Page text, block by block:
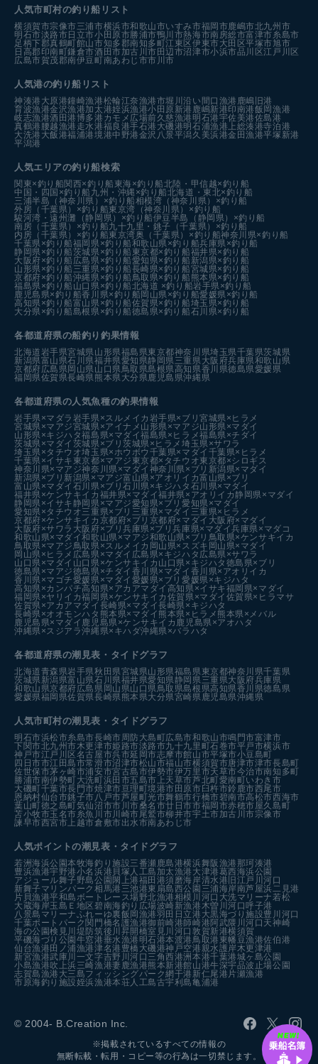
人気市町村の釣り船リスト
横須賀市宗像市三浦市横浜市和歌山市いすみ市福岡市鹿嶋市北九州市
明石市淡路市 日立市小田原市勝浦市鴨川市熱海市南房総市富津市糸島市
足柄下郡真鶴町館山市知多郡南知多町江東区伊東市大田区平塚市旭市
日高郡印南町鎌倉市酒田市加古川市 田辺市沼津市小浜市品川区江戸川区
広島市賀茂郡南伊豆町南あわじ市市川市
人気港の釣り船リスト
神湊港 大原港鐘崎漁港松輪江奈漁港市堀川沿い 間口漁港 鹿嶋旧港
育波漁港金沢漁港加太港姪浜漁港小田原新港 鹿嶋新港印南港飯岡漁港
岐志漁港酒田港博多港カモメ広場前久慈漁港 明石港宇佐美港佐島港
真鶴港 腰越漁港 走水港福良港手石港 大磯港明石浦漁港 上総湊港寺泊港
大洗港 大飯港福浦港境港中野港金沢八景平潟久美浜港金田漁港平塚新港
平潟港
人気エリアの釣り船検索
関東×釣り船関西×釣り船 東海×釣り船北陸・甲信越×釣り船
中国・四国×釣り船 九州・沖縄×釣り船北海道・東北×釣り船
三浦半島（神奈川県）×釣り船相模湾（神奈川県）×釣り船
外房（千葉県）×釣り船東京湾（神奈川県）×釣り船
駿河湾・遠州灘（静岡県）×釣り船伊豆半島（静岡県）×釣り船
南房（千葉県）×釣り船九十九里・銚子（千葉県）×釣り船
内房（千葉県）×釣り船東京湾奥（千葉県）×釣り船神奈川県×釣り船
千葉県×釣り船福岡県×釣り船和歌山県×釣り船兵庫県×釣り船
静岡県×釣り船茨城県×釣り船 東京都×釣り船福井県×釣り船
大阪府×釣り船 広島県×釣り船愛知県×釣り船 新潟県×釣り船
山形県×釣り船 三重県×釣り船長崎県×釣り船宮城県×釣り船
京都府×釣り船沖縄県×釣り船鳥取県×釣り船 熊本県×釣り船
福島県×釣り船 山口県×釣り船北海道 ×釣り船岩手県×釣り船
鹿児島県×釣り船香川県×釣り船 岡山県×釣り船愛媛県×釣り船
高知県×釣り船富山県×釣り船佐賀県×釣り船埼玉県×釣り船
大分県×釣り船島根県×釣り船徳島県×釣り船石川県×釣り船
各都道府県の船釣り釣果情報
北海道岩手県宮城県山形県福島県東京都神奈川県埼玉県千葉県茨城県
新潟県富山県石川県福井県愛知県静岡県三重県大阪府兵庫県和歌山県
京都府広島県岡山県山口県鳥取県島根県高知県香川県徳島県愛媛県
福岡県佐賀県長崎県熊本県大分県鹿児島県沖縄県
各都道府県の人気魚種の釣果情報
岩手県×マダラ 岩手県×スルメイカ 岩手県×ブリ宮城県×ヒラメ
宮城県×マアジ宮城県×アイナメ 山形県×マアジ山形県×マダイ
山形県×キジハタ福島県×マダイ福島県×ヒラメ福島県×チダイ
茨城県×マダイ 茨城県×ブリ茨城県×ヒラメ埼玉県×サワラ
埼玉県×タチウオ埼玉県×ホウボウ 千葉県×マダイ 千葉県×ヒラメ
千葉県×イサキ 東京都×マアジ 東京都×タチウオ東京都×シロギス
神奈川県×マアジ神奈川県×マダイ 神奈川県×ブリ 新潟県×マダイ
新潟県×ブリ 新潟県×マアジ富山県×アオリイカ富山県×ブリ
富山県×マダイ 石川県×ブリ石川県×キジハタ 石川県×マダイ
福井県×ケンサキイカ 福井県×マダイ福井県×アオリイカ 静岡県×マダイ
静岡県×イサキ 静岡県×マアジ愛知県×ブリ愛知県×マダイ
愛知県×タチウオ三重県×ブリ 三重県×マダイ 三重県×ヒラメ
京都府×ケンサキイカ 京都府×ブリ 京都府×マダイ 大阪府×マダイ
大阪府×サワラ 大阪府×ブリ兵庫県×ブリ兵庫県×マダイ兵庫県×マダコ
和歌山県×マダイ和歌山県×マアジ和歌山県×ブリ 鳥取県×ケンサキイカ
鳥取県×マアジ鳥取県×スルメイカ 岡山県×スズキ 岡山県×マダイ
岡山県×ヒラメ 広島県×マダイ 広島県×キジハタ 広島県×サワラ
山口県×マダイ 山口県×ケンサキイカ 山口県×キジハタ 徳島県×ブリ
徳島県×マアジ徳島県×チダイ 香川県×マダイ 香川県×アオリイカ
香川県×マゴチ愛媛県×マダイ 愛媛県×ブリ愛媛県×キジハタ
高知県×カンパチ高知県×アカアマダイ 高知県×イサキ福岡県×マダイ
福岡県×ヤリイカ福岡県×ケンサキイカ 佐賀県×マダイ 佐賀県×ヒラマサ
佐賀県×アカアマダイ 長崎県×マダイ長崎県×キジハタ
長崎県×オオモンハタ 熊本県×マダイ 熊本県×ヒラメ 熊本県×メバル
鹿児島県×マダイ 鹿児島県×ケンサキイカ 鹿児島県×アオハタ
沖縄県×スジアラ沖縄県×キハダ沖縄県×バラハタ
各都道府県の潮見表 ・タイドグラフ
北海道青森県岩手県秋田県宮城県山形県福島県東京都神奈川県千葉県
茨城県新潟県富山県石川県福井県愛知県静岡県三重県大阪府兵庫県
和歌山県京都府広島県 岡山県山口県鳥取県島根県高知県香川県徳島県
愛媛県福岡県佐賀県長崎県熊本県大分県宮崎県鹿児島県沖縄県
人気市町村の潮見表・タイドグラフ
明石市浜松市糸島市長崎市周防大島町広島市和歌山市鳴門市富津市
下関市北九州市木更津市姫路市淡路市九十九里町石巻市平戸市横浜市
神戸市江戸川区 名古屋市呉市延岡市志摩市館山市平塚市小豆島町
四日市市江田島市常滑市沼津市松山市福山市横須賀市唐津市津市長島町
佐世保市茅ヶ崎市浦安市宮古島市伊勢市伊万里市天草市今治市南知多町
勝浦市南伊勢町大洗町浜田市五島市 上天草市芦北町愛南町いわき市
大磯町千葉市長門市焼津市亘理町境港市 田原市 臼杵市鈴鹿市西尾市
恩納村仙台市銚子市八戸市芦屋町光市舞鶴市行橋市碧南市高松市西海市
葉山町徳之島町気仙沼市市川市桑名市廿日市市福岡市赤穂市屋久島町
苫小牧市玉名市糸魚川市川崎市尾鷲市柳井市宇土市加古川市宗像市
諫早市西宮市 上越市倉敷市出水市南あわじ市
人気ポイントの潮見表・タイドグラフ
若洲海浜公園本牧海釣り施設三番瀬 鹿島港横浜舞阪漁港 那珂湊港
豊浜漁港宇野港小名浜港 貝塚人工島 加太漁港 大津港葛西海浜公園
アジュール舞子野島公園 閖上港福田港須磨海岸清水港 旧江戸川河口
新舞子マリンパーク 相馬港 三池港東扇島西公園 三浦海岸南芦屋浜二見港
片貝漁港平和島ボートレース場野北漁港相模川河口 大洗マリーナ若松
大蔵海岸玉島Ｅ地区 碧南海釣り広場波崎新漁港木曽川河口 呼子港
八景島マリーナふれーゆ裏飯岡漁港羽田 日立港 大黒海づり施設豊川河口
千葉ポートパーク 関門橋名護漁港御前崎港師崎港 阿武隈川河口 天神崎
海の公園検見川堤防筑後川昇開橋室見川河口敦賀新港横須賀
平磯海づり公園 牛窓港垂水漁港 明石港本渡港鳥取港 東幡豆漁港佐伯港
仙台漁港 田ノ浦漁港津名港 豊橋 大磯港神戸空港親水護岸木更津港
新宮漁港武庫川一文字吉野川河口 三角西港洲本港千葉港城ヶ島公園
小島漁港吹上浜三崎漁港妻鹿漁港熊本新港館山港牛深宇品波止場公園
志賀島漁港 大三島フィッシングパーク網干港 新仁尾港 片瀬漁港
市原海釣り施設姪浜漁港本荘人工島古宇利島亀浦港
© 2004- B.Creation Inc.
※掲載されているすべての情報の
無断転載・転用・コピー等の行為は一切禁じます。